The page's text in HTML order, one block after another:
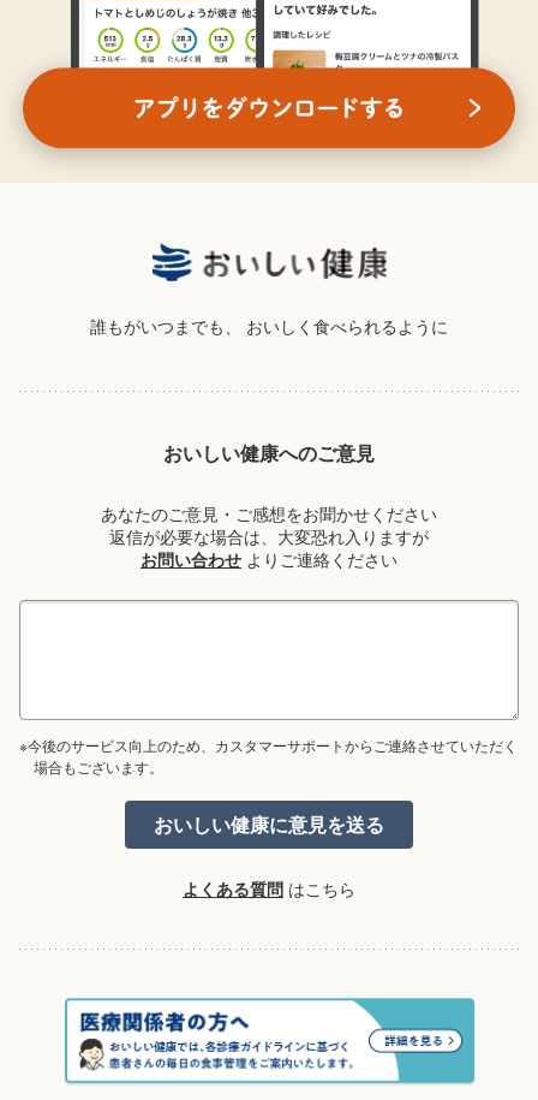
誰もがいつまでも、 おいしく食べられるように
おいしい健康へのご意見
あなたのご意見・ご感想をお聞かせください
返信が必要な場合は、大変恐れ入りますが
お問い合わせ よりご連絡ください
※今後のサービス向上のため、カスタマーサポートからご連絡させていただく
場合もございます。
よくある質問 はこちら